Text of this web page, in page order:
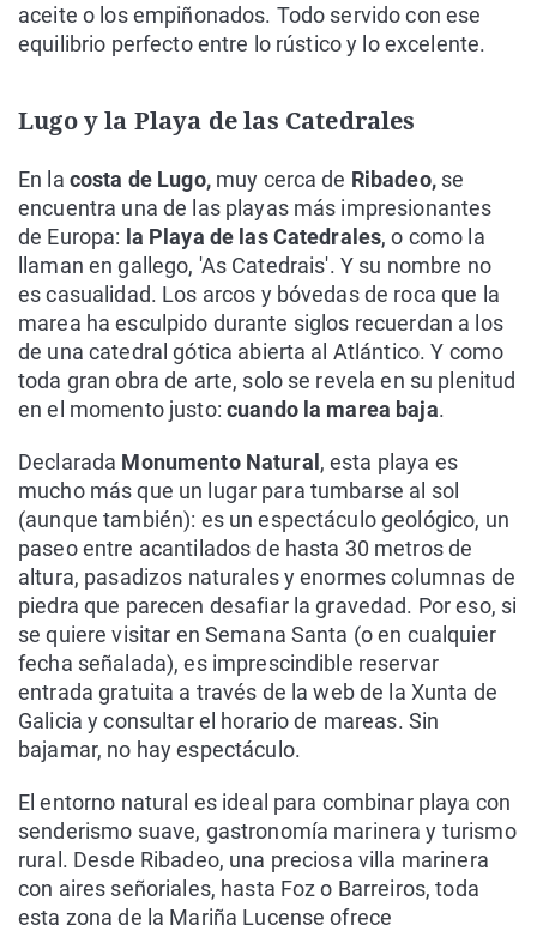
aceite o los empiñonados. Todo servido con ese
equilibrio perfecto entre lo rústico y lo excelente.
Lugo y la Playa de las Catedrales
En la costa de Lugo,muy cerca de Ribadeo,se
encuentra una de las playas más impresionantes
de Europa: la Playa de las Catedrales, o como la
llaman en gallego, 'As Catedrais'. Y su nombre no
es casualidad. Los arcos y bóvedas de roca que la
marea ha esculpido durante siglos recuerdan a los
de una catedral gótica abierta al Atlántico. Y como
toda gran obra de arte, solo se revela en su plenitud
en el momento justo: cuando la marea baja.
Declarada Monumento Natural , esta playa es
mucho más que un lugar para tumbarse al sol
(aunque también): es un espectáculo geológico, un
paseo entre acantilados de hasta 30 metros de
altura, pasadizos naturales y enormes columnas de
piedra que parecen desafiar la gravedad. Por eso, si
se quiere visitar en Semana Santa (o en cualquier
fecha señalada), es imprescindible reservar
entrada gratuita a través de la web de la Xunta de
Galicia y consultar el horario de mareas. Sin
bajamar, no hay espectáculo.
El entorno natural es ideal para combinar playa con
senderismo suave, gastronomía marinera y turismo
rural. Desde Ribadeo, una preciosa villa marinera
con aires señoriales, hasta Foz o Barreiros, toda
esta zona de la Mariña Lucense ofrece